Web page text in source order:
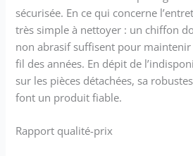
sécurisée. En ce qui concerne
très simple à nettoyer : un chiffon
non abrasif suffisent pour maintenir
fil des années. En dépit de
sur les pièces détachées, sa
font un produit fiable.
Rapport qualité-prix